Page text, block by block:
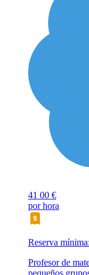
41 00 €
por hora
Reserva
Profesor de
pequeños